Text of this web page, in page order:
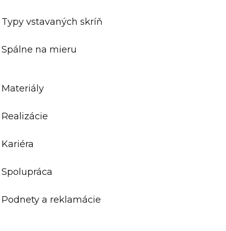
Typy vstavaných skríň
Spálne na mieru
Materiály
Realizácie
Kariéra
Spolupráca
Podnety a reklamácie